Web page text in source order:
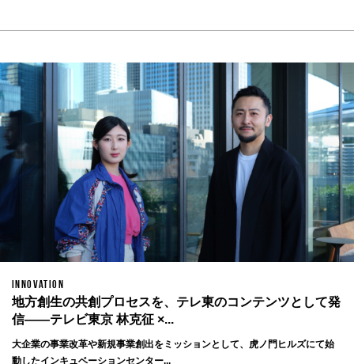
INNOVATION
地方創生の共創プロセスを、テレ東のコンテンツとして発
信——テレビ東京 林克征 ×...
大企業の事業改革や新規事業創出をミッションとして、虎ノ門ヒルズにて始
動したインキュベーションセンター...